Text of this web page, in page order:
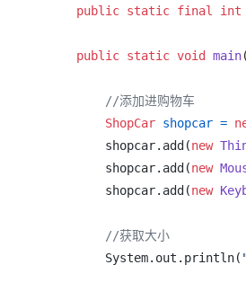
public static final int
public static void main
//添加进购物车
ShopCar shopcar =
        shopcar.add(
new
        shopcar.add(
new
        shopcar.add(
new
//获取大小
        System.out.println(